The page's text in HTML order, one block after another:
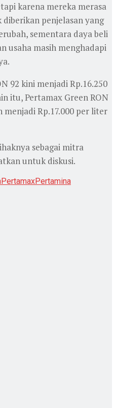
karena mereka merasa
penjelasan yang
sementara daya beli
usaha masih menghadapi
92 kini menjadi Rp.16.250
itu, Pertamax Green RON
menjadi Rp.17.000 per liter
sebagai mitra
untuk diskusi.
PertamaxPertamina